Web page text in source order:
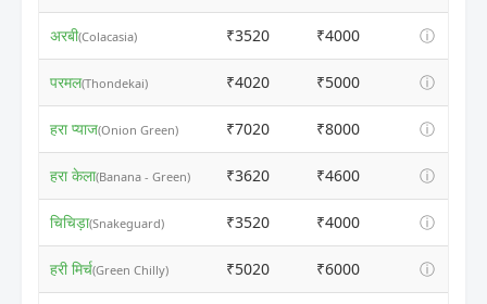
अरबी(Colacasia) ₹3520 ₹4000 ⓘ
परमल(Thondekai) ₹4020 ₹5000 ⓘ
हरा प्याज(Onion Green) ₹7020 ₹8000 ⓘ
हरा केला(Banana - Green) ₹3620 ₹4600 ⓘ
चिचिड़ा(Snakeguard) ₹3520 ₹4000 ⓘ
हरी मिर्च(Green Chilly) ₹5020 ₹6000 ⓘ